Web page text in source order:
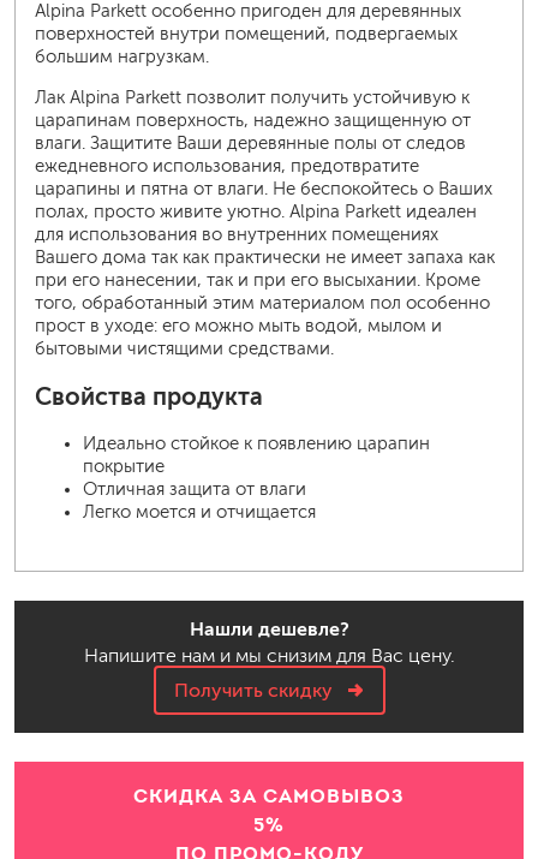
Alpina Parkett особенно пригоден для деревянных
поверхностей внутри помещений, подвергаемых
большим нагрузкам.
Лак Alpina Parkett позволит получить устойчивую к
царапинам поверхность, надежно защищенную от
влаги. Защитите Ваши деревянные полы от следов
ежедневного использования, предотвратите
царапины и пятна от влаги. Не беспокойтесь о Ваших
полах, просто живите уютно. Alpina Parkett идеален
для использования во внутренних помещениях
Вашего дома так как практически не имеет запаха как
при его нанесении, так и при его высыхании. Кроме
того, обработанный этим материалом пол особенно
прост в уходе: его можно мыть водой, мылом и
бытовыми чистящими средствами.
Свойства продукта
Идеально стойкое к появлению царапин
покрытие
Отличная защита от влаги
Легко моется и отчищается
Нашли дешевле?
Напишите нам и мы снизим для Вас цену.
Получить скидку
СКИДКА ЗА САМОВЫВОЗ
5%
ПО ПРОМО-КОДУ